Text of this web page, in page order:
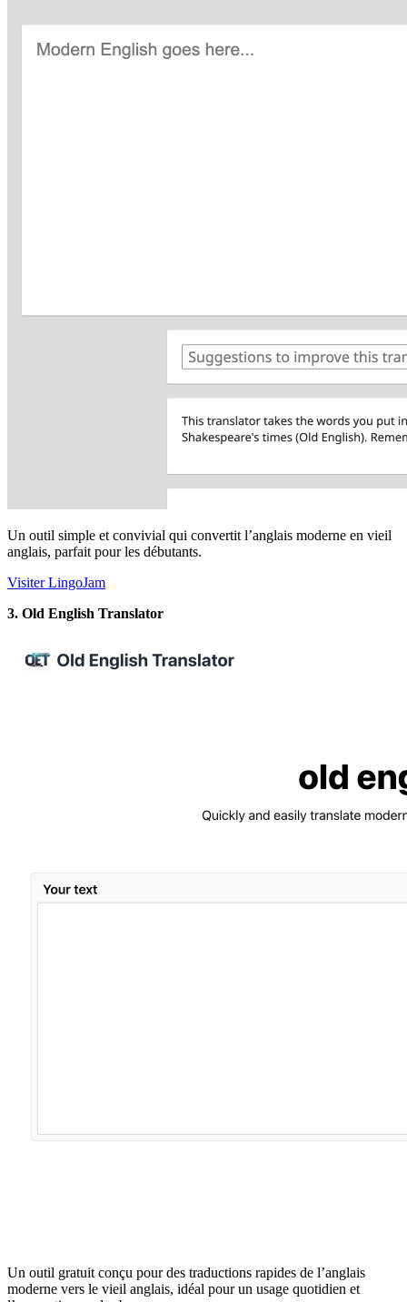
Un outil simple et convivial qui convertit l’anglais moderne en vieil
anglais, parfait pour les débutants.
Visiter LingoJam
3. Old English Translator
Un outil gratuit conçu pour des traductions rapides de l’anglais
moderne vers le vieil anglais, idéal pour un usage quotidien et